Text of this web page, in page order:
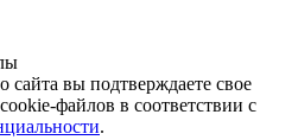
сайта вы подтверждаете свое
файлов в соответствии с
.